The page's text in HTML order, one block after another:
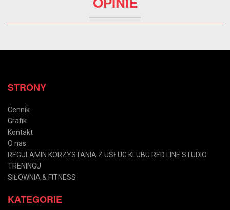
STRONY
Cennik
Grafik
Kontakt
O nas
REGULAMIN KORZYSTANIA Z USŁUG KLUBU RED LINE STUDIO
TRENINGU
SIŁOWNIA & FITNESS
KATEGORIE